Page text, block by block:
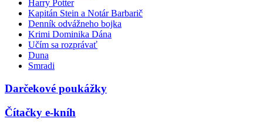
Harry Potter
Kapitán Stein a Notár Barbarič
Denník odvážneho bojka
Krimi Dominika Dána
Učím sa rozprávať
Duna
Smradi
Darčekové poukážky
Čítačky e-kníh